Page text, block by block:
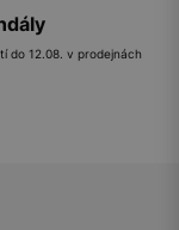
do 12.08. v prodejnách